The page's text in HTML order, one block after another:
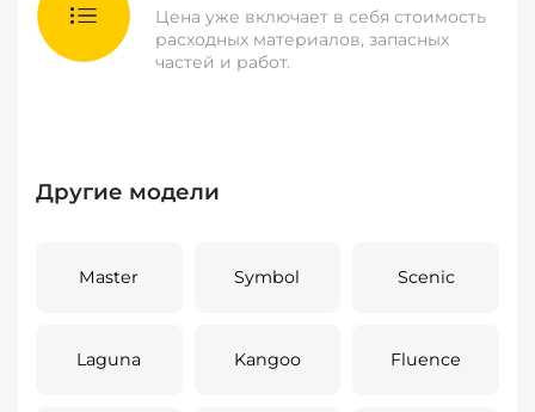
Цена уже включает в себя стоимость
расходных материалов, запасных
частей и работ.
Другие модели
Master Symbol Scenic
Laguna Kangoo Fluence